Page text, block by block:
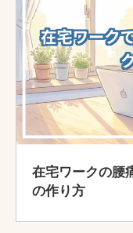
在宅ワークの腰
の作り方